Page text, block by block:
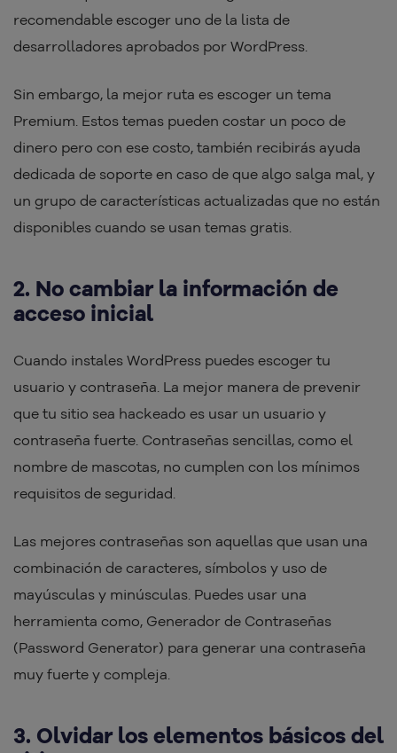
recomendable escoger uno de la lista de
desarrolladores aprobados por WordPress.
Sin embargo, la mejor ruta es escoger un tema
Premium. Estos temas pueden costar un poco de
dinero pero con ese costo, también recibirás ayuda
dedicada de soporte en caso de que algo salga mal, y
un grupo de características actualizadas que no están
disponibles cuando se usan temas gratis.
2. No cambiar la información de
acceso inicial
Cuando instales WordPress puedes escoger tu
usuario y contraseña. La mejor manera de prevenir
que tu sitio sea hackeado es usar un usuario y
contraseña fuerte. Contraseñas sencillas, como el
nombre de mascotas, no cumplen con los mínimos
requisitos de seguridad.
Las mejores contraseñas son aquellas que usan una
combinación de caracteres, símbolos y uso de
mayúsculas y minúsculas. Puedes usar una
herramienta como, Generador de Contraseñas
(Password Generator) para generar una contraseña
muy fuerte y compleja.
3. Olvidar los elementos básicos del